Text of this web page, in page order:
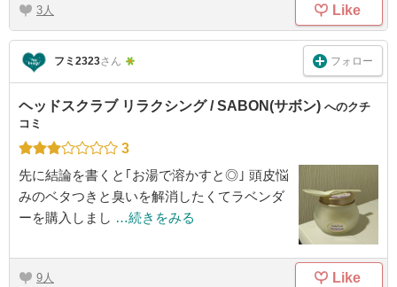
3 Like
フミ2323さん フォロー
ヘッドスクラブ リラクシング / SABON(サボン) へのクチ
コミ
3
先に結論を書くと｢お湯で溶かすと◎｣ 頭皮悩
みのベタつきと臭いを解消したくてラベンダ
ーを購入しまし …続きをみる
9 Like